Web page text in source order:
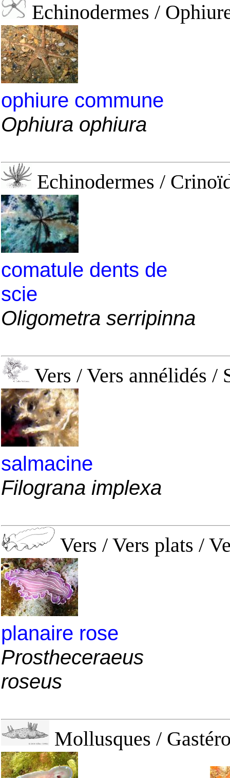
Echinodermes /
ophiure commune
Ophiura ophiura
Echinodermes /
comatule dents de
scie
Oligometra serripinna
Vers / Vers annélidés /
salmacine
Filograna implexa
Vers / Vers plats /
planaire rose
Prostheceraeus
roseus
Mollusques /